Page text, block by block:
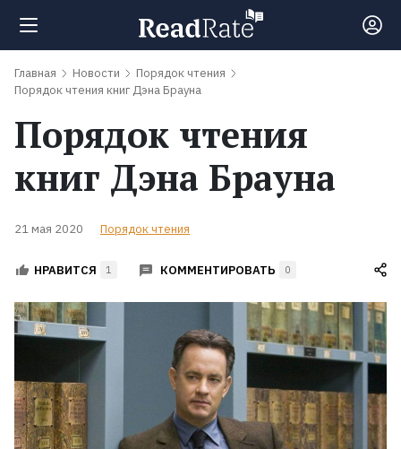
Поиск
Новости
Книги
Экранизации
Коллекции
Главная Новости
Порядок чтения
Порядок чтения книг Дэна Брауна
Порядок чтения
книг Дэна Брауна
21 мая 2020 Порядок чтения
НРАВИТСЯ 1 КОММЕНТИРОВАТЬ 0